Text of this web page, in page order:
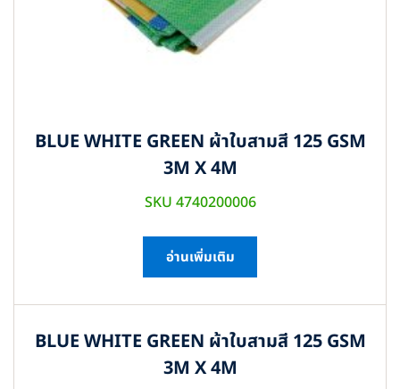
BLUE WHITE GREEN ผ้าใบสามสี 125 GSM
3M X 4M
SKU 4740200006
อ่านเพิ่มเติม
BLUE WHITE GREEN ผ้าใบสามสี 125 GSM
3M X 4M